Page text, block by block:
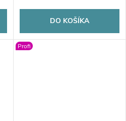
DO KOŠÍKA
Profi